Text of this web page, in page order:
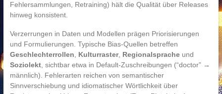
Fehlersammlungen, Retraining) hält die Qualität über Releases
hinweg konsistent.
Verzerrungen in Daten und Modellen prägen Priorisierungen
und Formulierungen. Typische Bias-Quellen betreffen
Geschlechterrollen
Kulturraster, Regionalspracheund
Soziolekt, sichtbar etwa in Default-Zuschreibungen (“doctor” →
männlich). Fehlerarten reichen von semantischer
Sinnverschiebung und idiomatischer Wörtlichkeit über